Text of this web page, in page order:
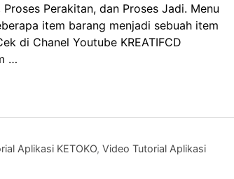
Perakitan, dan Proses Jadi. Menu
item barang menjadi sebuah item
di Chanel Youtube KREATIFCD
…
Aplikasi KETOKO,Video Tutorial Aplikasi